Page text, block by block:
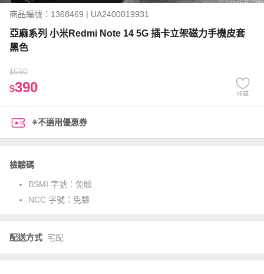
商品編號：1368469 | UA2400019931
亞麻系列 小米Redmi Note 14 5G 插卡立架磁力手機皮套
黑色
$590
$390 收藏
※不適用優惠券
檢驗碼
BSMI 字號： 免驗
NCC 字號： 免驗
配送方式 宅配